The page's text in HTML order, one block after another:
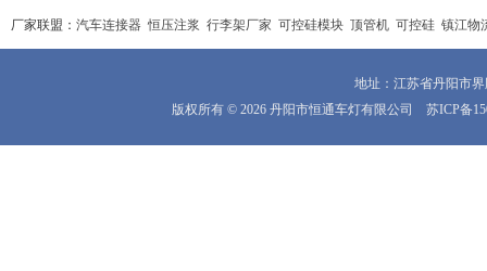
厂家联盟： 汽车连接器 恒压注浆 行李架厂家 可控硅模块 顶管机 可控硅 镇江物
地址：江苏省丹阳市
版权所有 © 2026 丹阳市恒通车灯有限公司 苏ICP备